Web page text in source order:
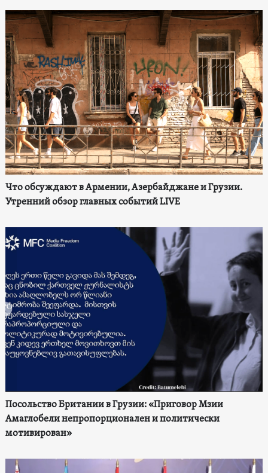
Что обсуждают в Армении, Азербайджане и Грузии.
Утренний обзор главных событий LIVE
Посольство Британии в Грузии: «Приговор Мзии
Амаглобели непропорционален и политически
мотивирован»